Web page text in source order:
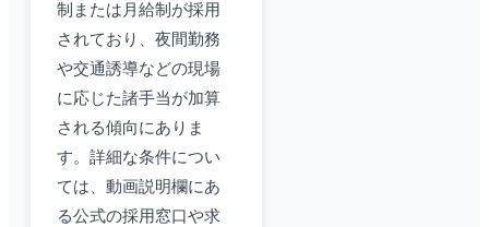
制または月給制が採用
されており、夜間勤務
や交通誘導などの現場
に応じた諸手当が加算
される傾向にありま
す。詳細な条件につい
ては、動画説明欄にあ
る公式の採用窓口や求